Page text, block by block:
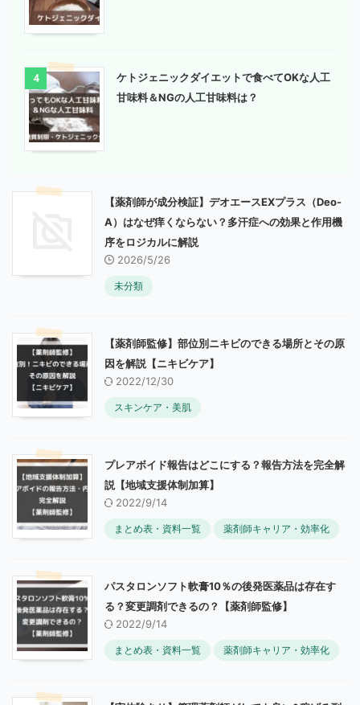
4
ケトジェニックダイエットで食べてOKな人工
甘味料＆NGの人工甘味料は？
【薬剤師が成分検証】デオエースEXプラス（Deo-
A）はなぜ痒くならない？多汗症への効果と作用機
序をロジカルに解説
2026/5/26
未分類
【薬剤師監修】部位別ニキビのできる場所とその原
因を解説【ニキビケア】
2022/12/30
スキンケア・美肌
プレアボイド報告はどこにする？報告方法を完全解
説【地域支援体制加算】
2022/9/14
まとめ表・資料一覧 薬剤師キャリア・効率化
パスタロンソフト軟膏10％の後発医薬品は存在す
る？変更調剤できるの？【薬剤師監修】
2022/9/14
まとめ表・資料一覧 薬剤師キャリア・効率化